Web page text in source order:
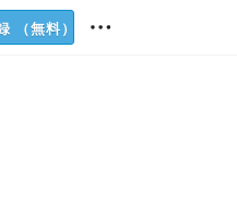
（無料）